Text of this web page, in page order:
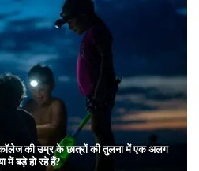
की उम्र के छात्रों की तुलना में एक अलग
में बड़े हो रहे हैं?